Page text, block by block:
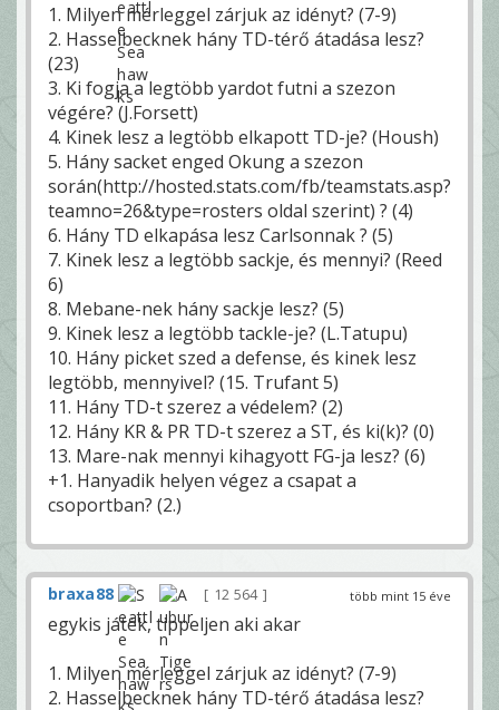
1. Milyen mérleggel zárjuk az idényt? (7-9)
2. Hasselbecknek hány TD-térő átadása lesz?
(23)
3. Ki fogja a legtöbb yardot futni a szezon
végére? (J.Forsett)
4. Kinek lesz a legtöbb elkapott TD-je? (Housh)
5. Hány sacket enged Okung a szezon
során(http://hosted.stats.com/fb/teamstats.asp?
teamno=26&type=rosters oldal szerint) ? (4)
6. Hány TD elkapása lesz Carlsonnak ? (5)
7. Kinek lesz a legtöbb sackje, és mennyi? (Reed
6)
8. Mebane-nek hány sackje lesz? (5)
9. Kinek lesz a legtöbb tackle-je? (L.Tatupu)
10. Hány picket szed a defense, és kinek lesz
legtöbb, mennyivel? (15. Trufant 5)
11. Hány TD-t szerez a védelem? (2)
12. Hány KR & PR TD-t szerez a ST, és ki(k)? (0)
13. Mare-nak mennyi kihagyott FG-ja lesz? (6)
+1. Hanyadik helyen végez a csapat a
csoportban? (2.)
több mint 15 éve
braxa88 12 564
egykis játék, tippeljen aki akar
1. Milyen mérleggel zárjuk az idényt? (7-9)
2. Hasselbecknek hány TD-térő átadása lesz?